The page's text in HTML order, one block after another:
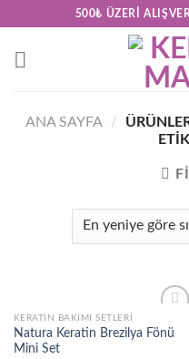
content
500₺ ÜZERI
ANA SAYFA /
Add to
wishlist
KERATİN BAKIMI SETLERİ
Natura Keratin Brezilya Fönü
Mini Set